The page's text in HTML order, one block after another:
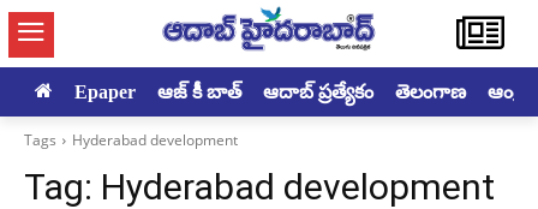
Epaper ఆజ్ కీ బాత్ ఆదాబ్ ప్రత్యేకం తెలంగాణ
Tags Hyderabad development
Tag: Hyderabad development